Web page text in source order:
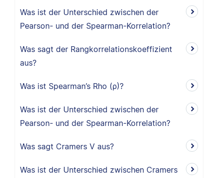
Was ist der Unterschied zwischen der
Pearson- und der Spearman-Korrelation?
Was sagt der Rangkorrelationskoeffizient
aus?
Was ist Spearman’s Rho (ρ)?
Was ist der Unterschied zwischen der
Pearson- und der Spearman-Korrelation?
Was sagt Cramers V aus?
Was ist der Unterschied zwischen Cramers